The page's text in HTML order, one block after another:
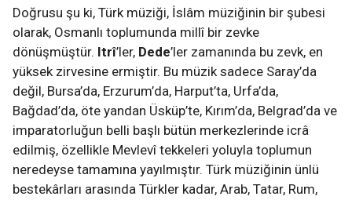
Doğrusu şu ki, Türk müziği, İslâm müziğinin bir şubesi
olarak, Osmanlı toplumunda millî bir zevke
dönüşmüştür. Itrî’ler, Dede’ler zamanında bu zevk, en
yüksek zirvesine ermiştir. Bu müzik sadece Saray’da
değil, Bursa’da, Erzurum’da, Harput’ta, Urfa’da,
Bağdad’da, öte yandan Üsküp’te, Kırım’da, Belgrad’da ve
imparatorluğun belli başlı bütün merkezlerinde icrâ
edilmiş, özellikle Mevlevî tekkeleri yoluyla toplumun
neredeyse tamamına yayılmıştır. Türk müziğinin ünlü
bestekârları arasında Türkler kadar, Arab, Tatar, Rum,